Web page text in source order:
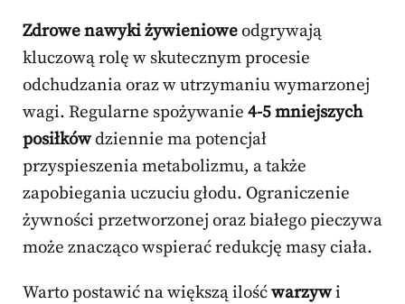
Zdrowe nawyki żywienioweodgrywają
kluczową rolę w skutecznym procesie
odchudzania oraz w utrzymaniu wymarzonej
wagi. Regularne spożywanie 4-5 mniejszych
posiłkówdziennie ma potencjał
przyspieszenia metabolizmu, a także
zapobiegania uczuciu głodu. Ograniczenie
żywności przetworzonej oraz białego pieczywa
może znacząco wspierać redukcję masy ciała.
Warto postawić na większą ilośćwarzywi